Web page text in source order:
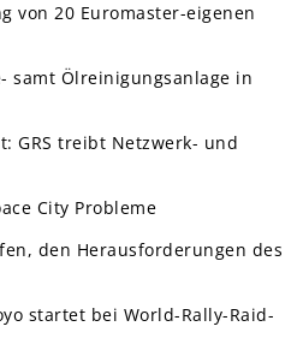
von 20 Euromaster-eigenen
samt Ölreinigungsanlage in
GRS treibt Netzwerk- und
City Probleme
den Herausforderungen des
startet bei World-Rally-Raid-